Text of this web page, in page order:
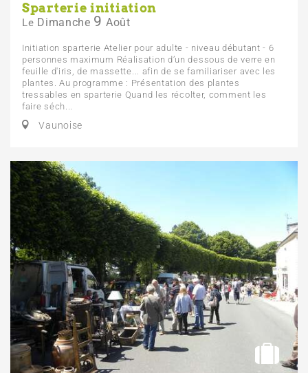
Sparterie initiation
Le Dimanche 9 Août
Initiation sparterie Atelier pour adulte - niveau débutant - 6
personnes maximum Réalisation d’un dessous de verre en
feuille d'iris, de massette... afin de se familiariser avec les
plantes. Au programme : Présentation des plantes
tressables en sparterie Quand les récolter, comment les
faire séch...
Vaunoise